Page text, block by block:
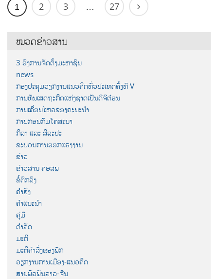
1 2 3 … 27
ໝວດຂ່າວສານ
3 ອົງການຈັດຕັ້ງມະຫາຊົນ
news
ກອງປະຊຸມວຽກງານແນວຄິດທົ່ວປະເທດຄັ້ງທີ V
ການຫັນເສດຖະກິດແຫ່ງຊາດເປັນດີຈີຕ໋ອນ
ການເຄື່ອນໄຫວຂອງຄະນະນຳ
ກາບກອນກົມໂຄສະນາ
ກິລາ ແລະ ສິລະປະ
ຂະບວນການອອກແຮງງານ
ຂ່າວ
ຂ່າວສານ ຄອສພ
ຂໍ້ຕົກລົງ
ຄຳສັ່ງ
ຄຳແນະນຳ
ຄູ່ມື
ດຳລັດ
ມະຕິ
ມະຕິຄຳສັ່ງຂອງພັກ
ວຽກງານການເມືອງ-ແນວຄິດ
ສາຍພົວພັນລາວ-ຈີນ